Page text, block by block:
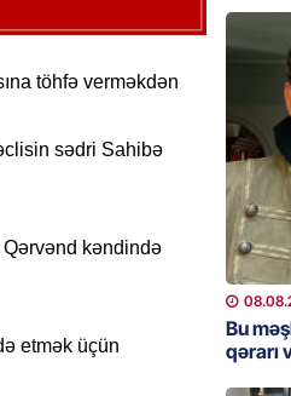
töhfə verməkdən
sədri Sahibə
kəndində
etmək üçün
ŞOU-
GÜNDƏM
18 il
MANŞET
17
olundu
Bu
qərarı